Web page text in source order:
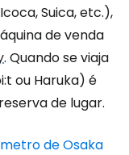
Suica, etc.),
de venda
. Quando se viaja
ou Haruka) é
de lugar.
metro de Osaka